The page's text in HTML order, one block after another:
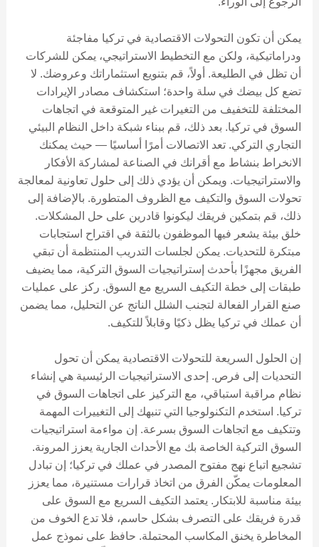
يمكن أن تكون التحولات الاقتصادية في تركيا مفاجئة
ودراماتيكية، ولكن مع التخطيط الاستراتيجي، يمكن للشركات
أن تظل في الطليعة. أولاً، قم بتنويع استثماراتك وعروضك. لا
تضع كل بيضك في سلة واحدة؛ استكشاف مصادر الإيرادات
المختلفة للتخفيف من التغيرات غير المتوقعة في اتجاهات
السوق في تركيا. بعد ذلك، قم ببناء شبكة داخل النظام البيئي
التجاري التركي. تعد الاتصالات أمرًا أساسيًا — حيث يمكنك
الانخراط بنشاط مع أقرانك في الصناعة لمشاركة الأفكار
والاستراتيجيات. ويمكن أن يؤدي ذلك إلى حلول تعاونية لمعالجة
تحولات السوق والتكيف مع الظروف المتطورة. بالإضافة إلى
ذلك، قم بتمكين فريقك ليكونوا قادرين على حل المشكلات.
خلق بيئة يشعر فيها الموظفون بالثقة في اقتراح استجابات
مبتكرة للتحديات. يمكن لجلسات التدريب المنتظمة أن تبقي
الفريق مجهزًا بأحدث إستراتيجيات السوق التركية، مما يضيف
طبقات إلى خطة التكيف السريع مع السوق. ركز على عمليات
صنع القرار الفعالة لتجنب الشلل الناتج عن التحليل، مما يضمن
أن عملك في تركيا يظل ذكيًا وقابلاً للتكيف.
إن الحلول السريعة للتحولات الاقتصادية يمكن أن تحول
التحديات إلى فرص. إحدى الاستراتيجيات الرئيسية هي إنشاء
نظام مراقبة استباقي، مع التركيز على اتجاهات السوق في
تركيا. استخدم التكنولوجيا التي تنبهك إلى التغييرات المهمة
وتتكيف مع اتجاهات السوق بسرعة. إن مواءمة استراتيجيات
السوق التركية الخاصة بك مع الأحداث الجارية يعزز المرونة.
تشجيع اتباع نهج مفتوح المصدر في عملك في تركيا؛ إن تبادل
المعلومات يمكّن الفرق من اتخاذ قرارات مستنيرة، مما يعزز
بيئة مناسبة للابتكار. يعتمد التكيف السريع مع السوق على
قدرة فريقك على التصرف بشكل حاسم، فلا تدع الخوف من
المخاطرة يخنق المكاسب المحتملة. حافظ على نموذج عمل